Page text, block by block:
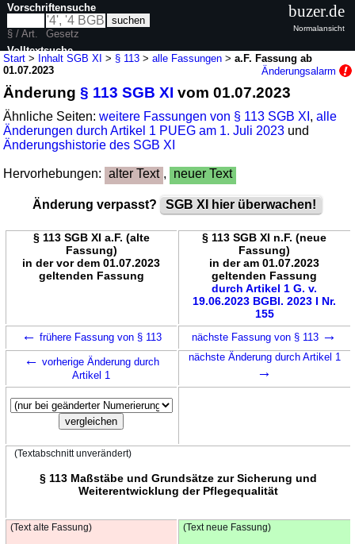
Start > Inhalt SGB XI > § 113 >alle Fassungen >a.F. Fassung ab
01.07.2023
Änderungsalarm
Änderung§ 113 SGB XI vom 01.07.2023
Ähnliche Seiten:weitere Fassungen von § 113 SGB XI ,alle
Änderungen durch Artikel 1 PUEG am 1. Juli 2023 und
Änderungshistorie des SGB XI
Hervorhebungen: alter Text , neuer Text
Änderung verpasst? SGB XI hier überwachen!
§ 113 SGB XI a.F. (alte
Fassung)
in der vor dem 01.07.2023
geltenden Fassung
§ 113 SGB XI n.F. (neue
Fassung)
in der am 01.07.2023
geltenden Fassung
durch Artikel 1 G. v.
19.06.2023 BGBl. 2023 I Nr.
155
← frühere Fassung von § 113 nächste Fassung von § 113 →
← vorherige Änderung durch
Artikel 1
nächste Änderung durch Artikel 1
→
(Textabschnitt unverändert)
§ 113 Maßstäbe und Grundsätze zur Sicherung und
Weiterentwicklung der Pflegequalität
(Text alte Fassung) (Text neue Fassung)
Vorschriftensuche
§ / Art.
Gesetz
Volltextsuche
buzer.de
Normalansicht